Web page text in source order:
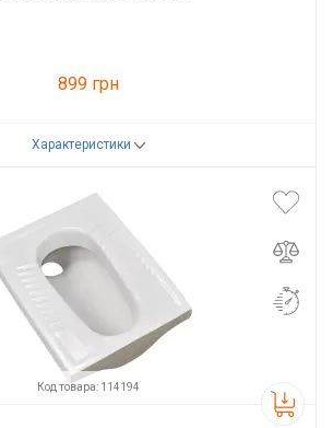
899 грн
Характеристики
Код товара: 114194